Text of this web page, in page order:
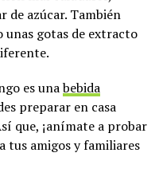
de azúcar. También
unas gotas de extracto
es unabebida
preparar en casa
que, ¡anímate a probar
tus amigos y familiares